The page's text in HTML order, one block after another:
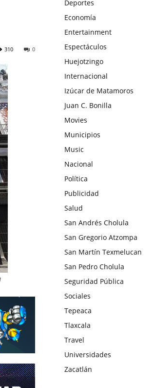
0
310
Deportes
Economía
Entertainment
Espectáculos
Huejotzingo
Internacional
Izúcar de Matamoros
Juan C. Bonilla
Movies
Municipios
Music
Nacional
Política
Publicidad
Salud
San Andrés Cholula
San Gregorio Atzompa
San Martín Texmelucan
San Pedro Cholula
Seguridad Pública
Sociales
Tepeaca
Tlaxcala
Travel
Universidades
Zacatlán